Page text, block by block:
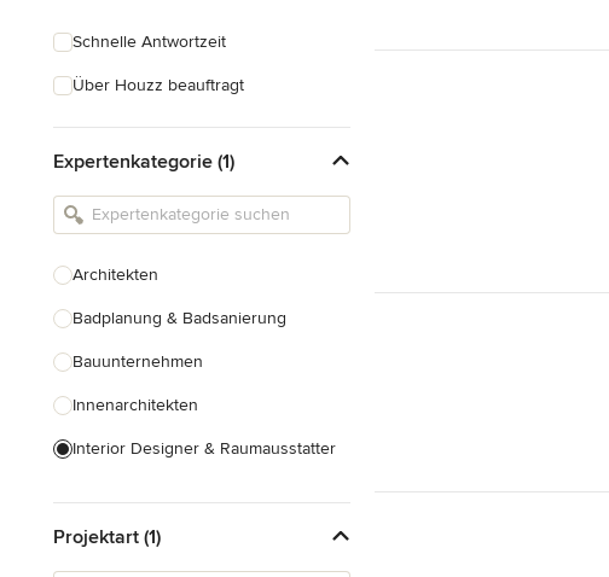
Schnelle Antwortzeit
Über Houzz beauftragt
Expertenkategorie (1)
Architekten
Badplanung & Badsanierung
Bauunternehmen
Innenarchitekten
Interior Designer & Raumausstatter
Landschaftsarchitekten
Projektart (1)